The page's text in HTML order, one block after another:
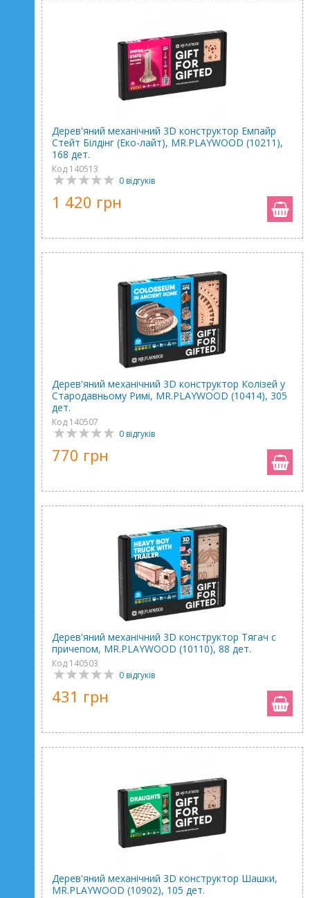
Дерев'яний механічний 3D конструктор Емпайр
Стейт Білдінг (Еко-лайт), MR.PLAYWOOD (10211),
168 дет.
Код 140513
0 відгуків
1 420 грн
Дерев'яний механічний 3D конструктор Колізей у
Стародавньому Римі, MR.PLAYWOOD (10414), 305
дет.
Код 140507
0 відгуків
770 грн
Дерев'яний механічний 3D конструктор Тягач с
причепом, MR.PLAYWOOD (10110), 88 дет.
Код 140503
0 відгуків
431 грн
Дерев'яний механічний 3D конструктор Шашки,
MR.PLAYWOOD (10902), 105 дет.